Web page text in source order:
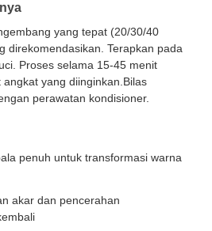
yang tepat (20/30/40
direkomendasikan. Terapkan pada
Proses selama 15-45 menit
yang diinginkan.Bilas
perawatan kondisioner.
penuh untuk transformasi warna
akar dan pencerahan